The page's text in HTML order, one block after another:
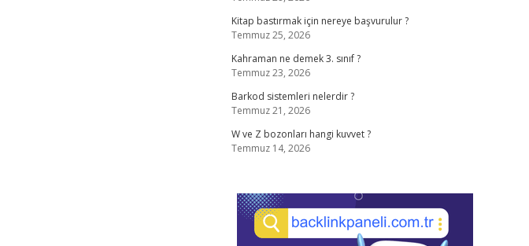
Kitap bastırmak için nereye başvurulur ?
Temmuz 25, 2026
Kahraman ne demek 3. sınıf ?
Temmuz 23, 2026
Barkod sistemleri nelerdir ?
Temmuz 21, 2026
W ve Z bozonları hangi kuvvet ?
Temmuz 14, 2026